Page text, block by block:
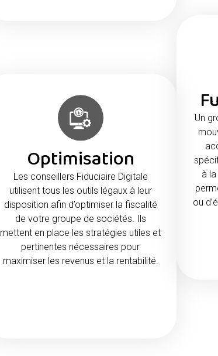
Optimisation
Les conseillers Fiduciaire Digitale
utilisent tous les outils légaux à leur
disposition afin d’optimiser la fiscalité
de votre groupe de sociétés. Ils
mettent en place les stratégies utiles et
pertinentes nécessaires pour
maximiser les revenus et la rentabilité.
Un
à
ou